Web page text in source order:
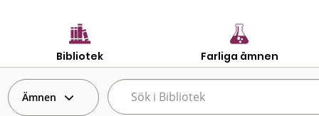
Bibliotek Farliga ämnen
Ämnen